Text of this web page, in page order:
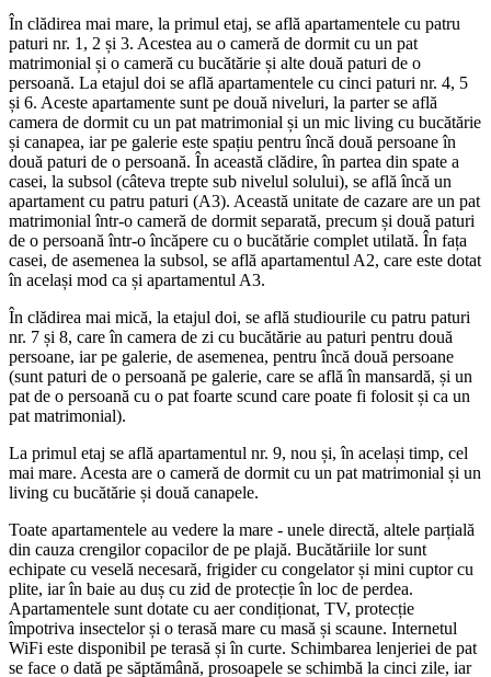
În clădirea mai mare, la primul etaj, se află apartamentele cu patru
paturi nr. 1, 2 și 3. Acestea au o cameră de dormit cu un pat
matrimonial și o cameră cu bucătărie și alte două paturi de o
persoană. La etajul doi se află apartamentele cu cinci paturi nr. 4, 5
și 6. Aceste apartamente sunt pe două niveluri, la parter se află
camera de dormit cu un pat matrimonial și un mic living cu bucătărie
și canapea, iar pe galerie este spațiu pentru încă două persoane în
două paturi de o persoană. În această clădire, în partea din spate a
casei, la subsol (câteva trepte sub nivelul solului), se află încă un
apartament cu patru paturi (A3). Această unitate de cazare are un pat
matrimonial într-o cameră de dormit separată, precum și două paturi
de o persoană într-o încăpere cu o bucătărie complet utilată. În fața
casei, de asemenea la subsol, se află apartamentul A2, care este dotat
în același mod ca și apartamentul A3.
În clădirea mai mică, la etajul doi, se află studiourile cu patru paturi
nr. 7 și 8, care în camera de zi cu bucătărie au paturi pentru două
persoane, iar pe galerie, de asemenea, pentru încă două persoane
(sunt paturi de o persoană pe galerie, care se află în mansardă, și un
pat de o persoană cu o pat foarte scund care poate fi folosit și ca un
pat matrimonial).
La primul etaj se află apartamentul nr. 9, nou și, în același timp, cel
mai mare. Acesta are o cameră de dormit cu un pat matrimonial și un
living cu bucătărie și două canapele.
Toate apartamentele au vedere la mare - unele directă, altele parțială
din cauza crengilor copacilor de pe plajă. Bucătăriile lor sunt
echipate cu veselă necesară, frigider cu congelator și mini cuptor cu
plite, iar în baie au duș cu zid de protecție în loc de perdea.
Apartamentele sunt dotate cu aer condiționat, TV, protecție
împotriva insectelor și o terasă mare cu masă și scaune. Internetul
WiFi este disponibil pe terasă și în curte. Schimbarea lenjeriei de pat
se face o dată pe săptămână, prosoapele se schimbă la cinci zile, iar